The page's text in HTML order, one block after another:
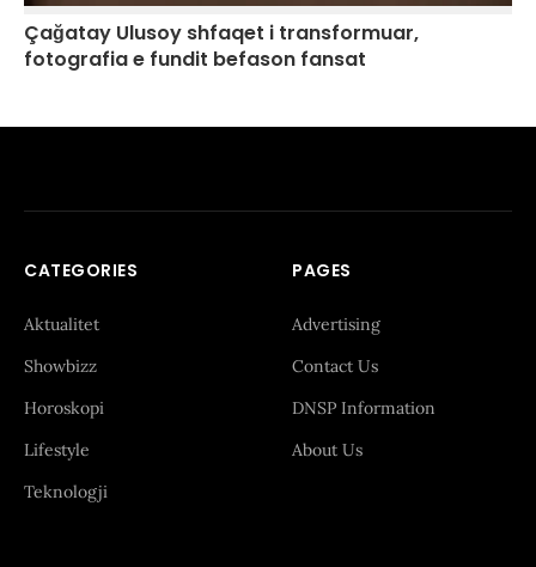
Çağatay Ulusoy shfaqet i transformuar,
fotografia e fundit befason fansat
CATEGORIES
Aktualitet
Showbizz
Horoskopi
Lifestyle
Teknologji
PAGES
Advertising
Contact Us
DNSP Information
About Us